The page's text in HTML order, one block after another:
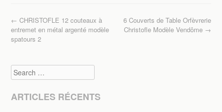
o
o
Post navigation
← CHRISTOFLE 12 couteaux à
entremet en métal argenté modèle
spatours 2
6 Couverts de Table Orfèvrerie
Christofle Modèle Vendôme →
Search
ARTICLES RÉCENTS